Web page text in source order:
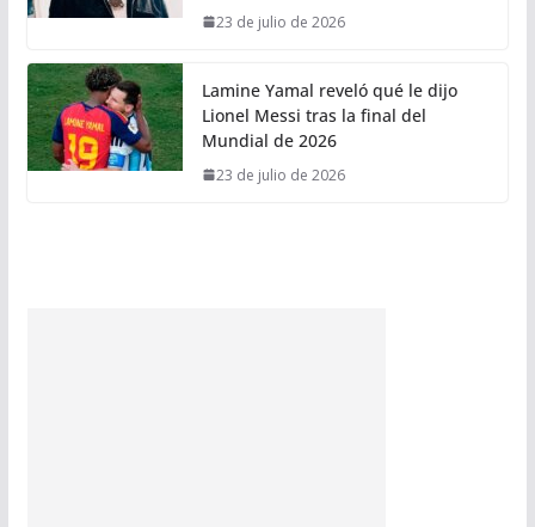
23 de julio de 2026
Lamine Yamal reveló qué le dijo
Lionel Messi tras la final del
Mundial de 2026
23 de julio de 2026